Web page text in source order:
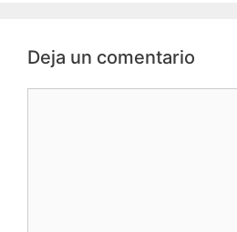
Deja un comentario